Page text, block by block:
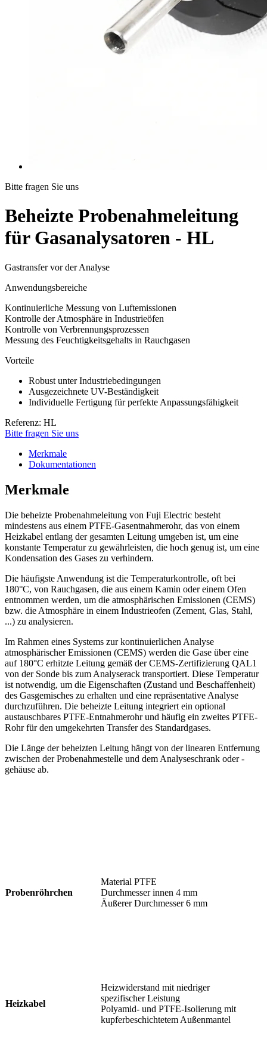
Bitte fragen Sie uns
Beheizte Probenahmeleitung
für Gasanalysatoren - HL
Gastransfer vor der Analyse
Anwendungsbereiche
Kontinuierliche Messung von Luftemissionen
Kontrolle der Atmosphäre in Industrieöfen
Kontrolle von Verbrennungsprozessen
Messung des Feuchtigkeitsgehalts in Rauchgasen
Vorteile
Robust unter Industriebedingungen
Ausgezeichnete UV-Beständigkeit
Individuelle Fertigung für perfekte Anpassungsfähigkeit
Referenz: HL
Bitte fragen Sie uns
Merkmale
Dokumentationen
Merkmale
Die beheizte Probenahmeleitung von Fuji Electric besteht
mindestens aus einem PTFE-Gasentnahmerohr, das von einem
Heizkabel entlang der gesamten Leitung umgeben ist, um eine
konstante Temperatur zu gewährleisten, die hoch genug ist, um eine
Kondensation des Gases zu verhindern.
Die häufigste Anwendung ist die Temperaturkontrolle, oft bei
180°C, von Rauchgasen, die aus einem Kamin oder einem Ofen
entnommen werden, um die atmosphärischen Emissionen (CEMS)
bzw. die Atmosphäre in einem Industrieofen (Zement, Glas, Stahl,
...) zu analysieren.
Im Rahmen eines Systems zur kontinuierlichen Analyse
atmosphärischer Emissionen (CEMS) werden die Gase über eine
auf 180°C erhitzte Leitung gemäß der CEMS-Zertifizierung QAL1
von der Sonde bis zum Analyserack transportiert. Diese Temperatur
ist notwendig, um die Eigenschaften (Zustand und Beschaffenheit)
des Gasgemisches zu erhalten und eine repräsentative Analyse
durchzuführen. Die beheizte Leitung integriert ein optional
austauschbares PTFE-Entnahmerohr und häufig ein zweites PTFE-
Rohr für den umgekehrten Transfer des Standardgases.
Die Länge der beheizten Leitung hängt von der linearen Entfernung
zwischen der Probenahmestelle und dem Analyseschrank oder -
gehäuse ab.
Probenröhrchen
Material PTFE
Durchmesser innen 4 mm
Äußerer Durchmesser 6 mm
Heizkabel
Heizwiderstand mit niedriger
spezifischer Leistung
Polyamid- und PTFE-Isolierung mit
kupferbeschichtetem Außenmantel